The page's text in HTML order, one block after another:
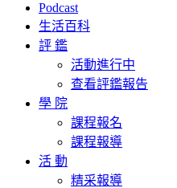
Podcast
生活百科
評 鑑
活動進行中
查看評鑑報告
學 院
課程報名
課程報導
活 動
精采報導